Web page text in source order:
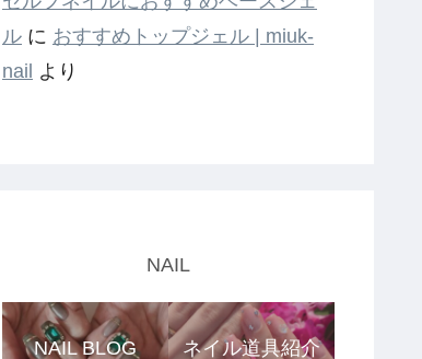
ル に おすすめトップジェル | miuk-
nail より
NAIL
NAIL BLOG ネイル道具紹介